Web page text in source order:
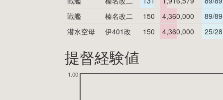
戦艦
榛名改二 150 4,360,000
89/89
潜水空母
伊401改 150 4,360,000 25/28
提督経験値
1.00